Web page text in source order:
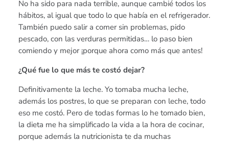
No ha sido para nada terrible, aunque cambié todos los
hábitos, al igual que todo lo que había en el refrigerador.
También puedo salir a comer sin problemas, pido
pescado, con las verduras permitidas… lo paso bien
comiendo y mejor ¡porque ahora como más que antes!
¿Qué fue lo que más te costó dejar?
Definitivamente la leche. Yo tomaba mucha leche,
además los postres, lo que se preparan con leche, todo
eso me costó. Pero de todas formas lo he tomado bien,
la dieta me ha simplificado la vida a la hora de cocinar,
porque además la nutricionista te da muchas